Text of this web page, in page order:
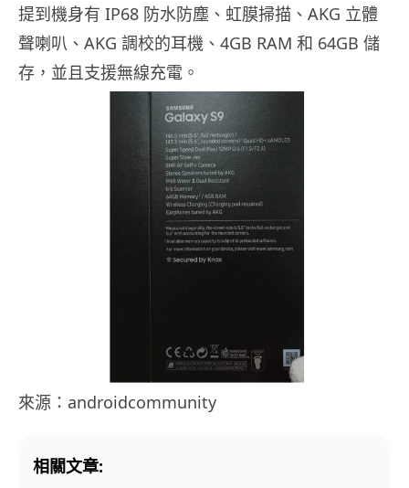
提到機身有 IP68 防水防塵、虹膜掃描、AKG 立體
聲喇叭、AKG 調校的耳機、4GB RAM 和 64GB 儲
存，並且支援無線充電。
來源：androidcommunity
相關文章: